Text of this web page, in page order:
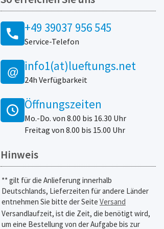
+49 39037 956 545
Service-Telefon
@ info1(at)lueftungs.net
24h Verfügbarkeit
Öffnungszeiten
Mo.-Do. von 8.00 bis 16.30 Uhr
Freitag von 8.00 bis 15.00 Uhr
Hinweis
** gilt für die Anlieferung innerhalb
Deutschlands, Lieferzeiten für andere Länder
entnehmen Sie bitte der Seite Versand
Versandlaufzeit, ist die Zeit, die benötigt wird,
um eine Bestellung von der Aufgabe bis zur